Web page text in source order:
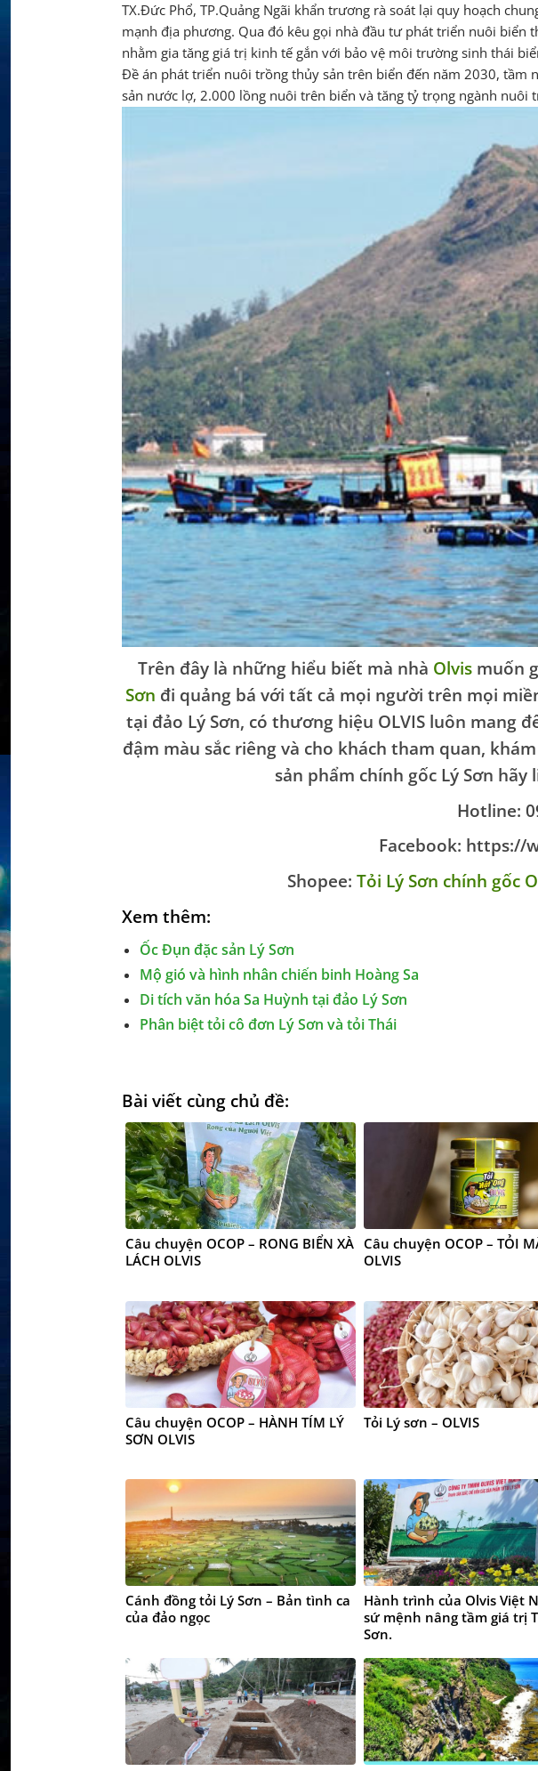
TX.Đức Phổ, TP.Quảng Ngãi khẩn trương rà soát lại quy hoạch
mạnh địa phương. Qua đó kêu gọi nhà đầu tư phát triển nuôi biển
nhằm gia tăng giá trị kinh tế gắn với bảo vệ môi trường sinh thái
Đề án phát triển nuôi trồng thủy sản trên biển đến năm 2030,
sản nước lợ, 2.000 lồng nuôi trên biển và tăng tỷ trọng ngành nuôi
Trên đây là những hiểu biết mà nhà Olvis muốn
Sơn đi quảng bá với tất cả mọi người trên mọi
tại đảo Lý Sơn, có thương hiệu OLVIS luôn mang
đậm màu sắc riêng và cho khách tham quan,
sản phẩm chính gốc Lý Sơn
Hotline:
Facebook: https://
Shopee: Tỏi Lý Sơn chính gốc
Xem thêm:
Ốc Đụn đặc sản Lý Sơn
Mộ gió và hình nhân chiến binh Hoàng Sa
Di tích văn hóa Sa Huỳnh tại đảo Lý Sơn
Phân biệt tỏi cô đơn Lý Sơn và tỏi Thái
Bài viết cùng chủ đề:
Câu chuyện OCOP – RONG BIỂN XÀ
LÁCH OLVIS
Câu chuyện OCOP – TỎI
OLVIS
Câu chuyện OCOP – HÀNH TÍM LÝ
SƠN OLVIS
Tỏi Lý sơn – OLVIS
Cánh đồng tỏi Lý Sơn – Bản tình ca
của đảo ngọc
Hành trình của Olvis Việt
sứ mệnh nâng tầm giá trị
Sơn.